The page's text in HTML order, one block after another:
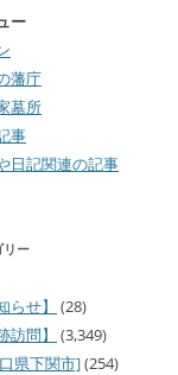
ー
藩庁
墓所
事
日記関連の記事
リー
らせ】
(28)
訪問】
(3,349)
県下関市](254)